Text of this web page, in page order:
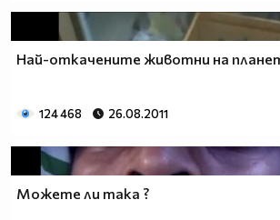
Най-откачените животни на
124 468 26.08.2011
Можете ли така ?